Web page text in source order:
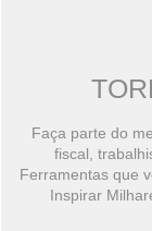
Faça parte do
fiscal,
Ferramentas que
Inspirar